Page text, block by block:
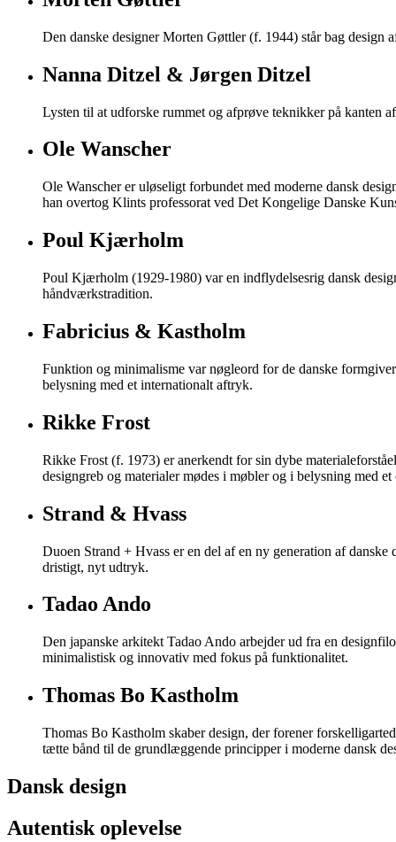
Den danske designer Morten Gøttler (f. 1944) står bag
Nanna Ditzel & Jørgen Ditzel
Lysten til at udforske rummet og afprøve teknikker på kanten
Ole Wanscher
Ole Wanscher er uløseligt forbundet med moderne dansk
han overtog Klints professorat ved Det Kongelige Danske
Poul Kjærholm
Poul Kjærholm (1929-1980) var en indflydelsesrig dansk
håndværkstradition.
Fabricius & Kastholm
Funktion og minimalisme var nøgleord for de danske
belysning med et internationalt aftryk.
Rikke Frost
Rikke Frost (f. 1973) er anerkendt for sin dybe
designgreb og materialer mødes i møbler og i belysning med
Strand & Hvass
Duoen Strand + Hvass er en del af en ny generation af
dristigt, nyt udtryk.
Tadao Ando
Den japanske arkitekt Tadao Ando arbejder ud fra en
minimalistisk og innovativ med fokus på funktionalitet.
Thomas Bo Kastholm
Thomas Bo Kastholm skaber design, der forener
tætte bånd til de grundlæggende principper i moderne dansk
Dansk design
Autentisk oplevelse